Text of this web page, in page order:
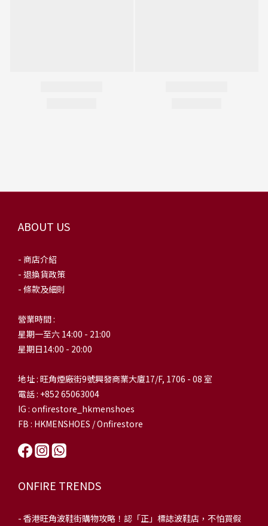
ABOUT US
- 商店介紹
- 退換貨政策
- 條款及細則
營業時間 :
星期一至六 14:00 - 21:00
星期日14:00 - 20:00
地址 : 旺角煙廠街9號興發商業大廈17/F, 1706 - 08 室
電話 : +852 65063004
IG : onfirestore_hkmenshoes
FB : HKMENSHOES / Onfirestore
ONFIRE TRENDS
- 香港旺角波鞋街購物攻略！認「正」標誌波鞋店，不怕買假